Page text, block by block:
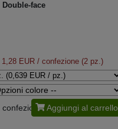
Double-face
1,28 EUR / confezione (2 pz.)
confezione Aggiungi al carrello